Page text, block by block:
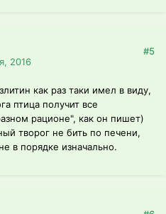
2016
#5
как раз таки имел в виду,
птица получит все
рационе", как он пишет)
творог не бить по печени,
в порядке изначально.